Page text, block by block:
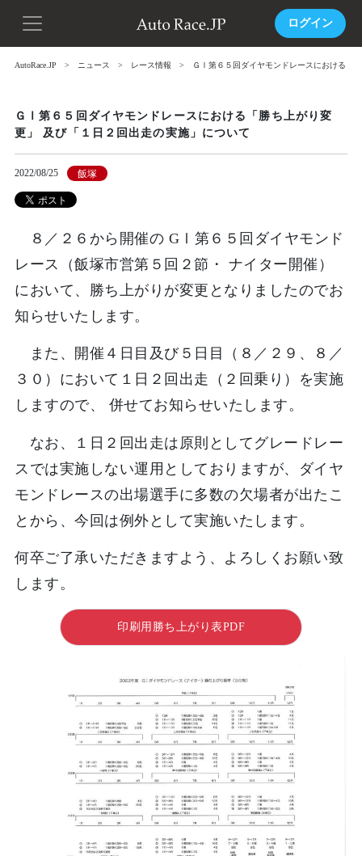
ログイン
AutoRace.JP ニュース レース情報 ＧⅠ第６５回ダイヤモンドレースにおける「
ＧⅠ第６５回ダイヤモンドレースにおける「勝ち上がり変
更」 及び「１日２回出走の実施」について
2022/08/25 飯塚
８／２６から開催の GⅠ第６５回ダイヤモンド
レース（飯塚市営第５回２節・ ナイター開催）
において、勝ち上がりが変更となりましたのでお
知らせいたします。
また、開催４日目及び５日目（８／２９、８／
３０）において１日２回出走（２回乗り）を実施
しますので、 併せてお知らせいたします。
なお、１日２回出走は原則としてグレードレー
スでは実施しない運用としておりますが、ダイヤ
モンドレースの出場選手に多数の欠場者が出たこ
とから、今回は例外として実施いたします。
何卒ご了承いただきますよう、よろしくお願い致
します。
印刷用勝ち上がり表PDF